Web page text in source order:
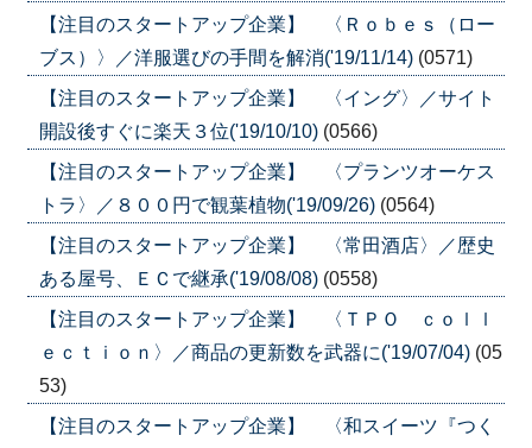
【注目のスタートアップ企業】 〈Ｒｏｂｅｓ（ロー
ブス）〉／洋服選びの手間を解消('19/11/14) (0571)
【注目のスタートアップ企業】 〈イング〉／サイト
開設後すぐに楽天３位('19/10/10) (0566)
【注目のスタートアップ企業】 〈プランツオーケス
トラ〉／８００円で観葉植物('19/09/26) (0564)
【注目のスタートアップ企業】 〈常田酒店〉／歴史
ある屋号、ＥＣで継承('19/08/08) (0558)
【注目のスタートアップ企業】 〈ＴＰＯ ｃｏｌｌ
ｅｃｔｉｏｎ〉／商品の更新数を武器に('19/07/04) (05
53)
【注目のスタートアップ企業】 〈和スイーツ『つく